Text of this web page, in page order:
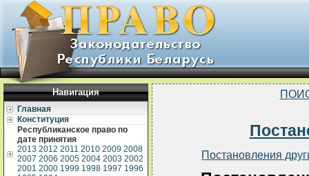
Навигация
Главная
Конституция
Республиканское право по
дате принятия
2013 2012 2011 2010 2009 2008
2007 2006 2005 2004 2003 2002
2001 2000 1999 1998 1997 1996
Постановления